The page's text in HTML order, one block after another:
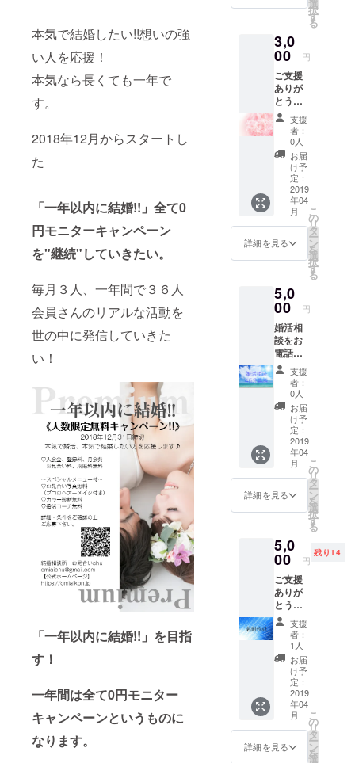
本気で結婚したい!!想いの強
い人を応援！
本気なら長くても一年で
す。
2018年12月からスタートし
た
「一年以内に結婚!!」全て0
円モニターキャンペーン
を"継続"していきたい。
毎月３人、一年間で３６人
会員さんのリアルな活動を
世の中に発信していきた
い！
「一年以内に結婚!!」を目指
す！
一年間は全て0円モニター
キャンペーンというものに
なります。
れは私だけ
捉えて気に
入っていま
今回初のプ
ロジェクト
になりま
す。究極を
継続するに
は皆様のお
力添えが必
どうぞ宜し
す。
選
択
す
る
3,0
00 円
ご支援
ありが
とうご
ざいま
す。感
謝の気
持ちを
込め
て、お
礼の動
画（1分
程）を
送らさ
せてい
ただき
ます。
支援
者：
0人
お届
け予
定：
2019
年04
月
詳細を見る
こ
の
リ
タ
ー
ン
を
選
択
す
る
5,0
00 円
婚活相
談をお
電話で
一回４
５分間
無料で
受けま
す。 悩
みで
あった
り、こ
んな時
はどう
したら
いいの
か？ぶ
くださ
い。 私
が直接
お話を
聞きア
ドバイ
ス致し
ます。
支援
者：
0人
お届
け予
定：
2019
年04
月
詳細を見る
こ
の
リ
タ
ー
ン
を
選
択
す
る
5,0
00 円
残り14
ご支援
ありが
とうご
ざいま
す。経
営者様
必見！
お名刺
を作成
致しま
す。 ■
修正依
頼可能
■両面デ
ザイン
支援
者：
1人
お届
け予
定：
2019
年04
月
詳細を見る
こ
の
リ
タ
ー
ン
を
選